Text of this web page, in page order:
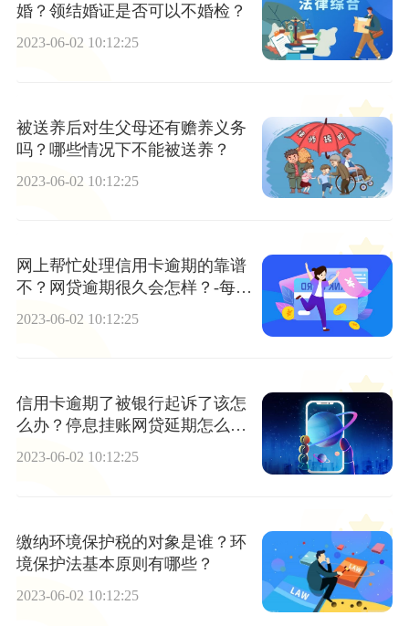
婚？领结婚证是否可以不婚检？
2023-06-02 10:12:25
被送养后对生父母还有赡养义务
吗？哪些情况下不能被送养？
2023-06-02 10:12:25
网上帮忙处理信用卡逾期的靠谱
不？网贷逾期很久会怎样？-每日
2023-06-02 10:12:25
信用卡逾期了被银行起诉了该怎
么办？停息挂账网贷延期怎么办
理？
2023-06-02 10:12:25
缴纳环境保护税的对象是谁？环
境保护法基本原则有哪些？
2023-06-02 10:12:25